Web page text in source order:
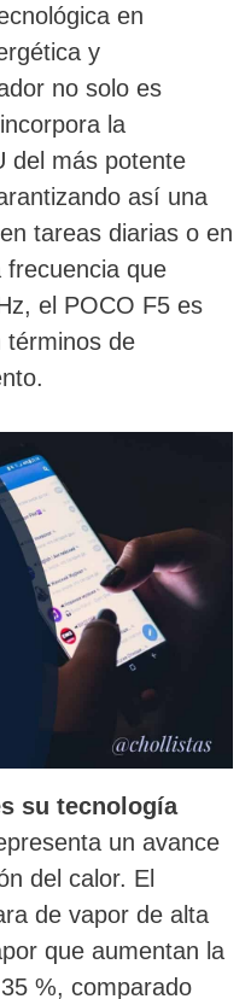
en
y
no solo es
la
del más potente
así una
tareas diarias o en
frecuencia que
el POCO F5 es
términos de
su tecnología
un avance
del calor. El
de vapor de alta
que aumentan la
%, comparado